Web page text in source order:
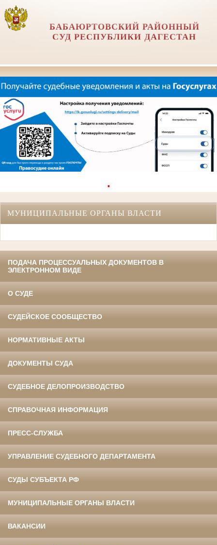
БАБАЮРТОВСКИЙ РАЙОННЫЙ
СУД РЕСПУБЛИКИ ДАГЕСТАН
.
МУНИЦИПАЛЬНЫЕ ОРГАНЫ ВЛАСТИ
ПОДАЧА ПРОЦЕССУАЛЬНЫХ ДОКУМЕНТОВ В
ЭЛЕКТРОННОМ ВИДЕ
О СУДЕ
СУДЕЙСКОЕ СООБЩЕСТВО
НОРМАТИВНЫЕ АКТЫ
ДОКУМЕНТЫ СУДА
СУДЕБНОЕ ДЕЛОПРОИЗВОДСТВО
СПРАВОЧНАЯ ИНФОРМАЦИЯ
ПРЕСС-СЛУЖБА
УПРАВЛЕНИЕ СУДЕБНОГО ДЕПАРТАМЕНТА
СУДЫ СУБЪЕКТА РФ
МУНИЦИПАЛЬНЫЕ ОРГАНЫ ВЛАСТИ
ВАКАНСИИ